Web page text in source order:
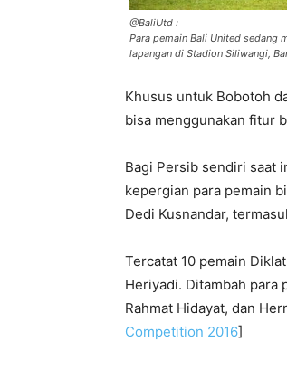
@BaliUtd :
Para pemain Bali United sedang
lapangan di Stadion Siliwangi,
Khusus untuk Bobotoh
bisa menggunakan fitur
Bagi Persib sendiri saat
kepergian para pemain
Dedi Kusnandar,
Tercatat 10 pemain
Heriyadi. Ditambah para
Rahmat Hidayat, dan
Competition 2016]